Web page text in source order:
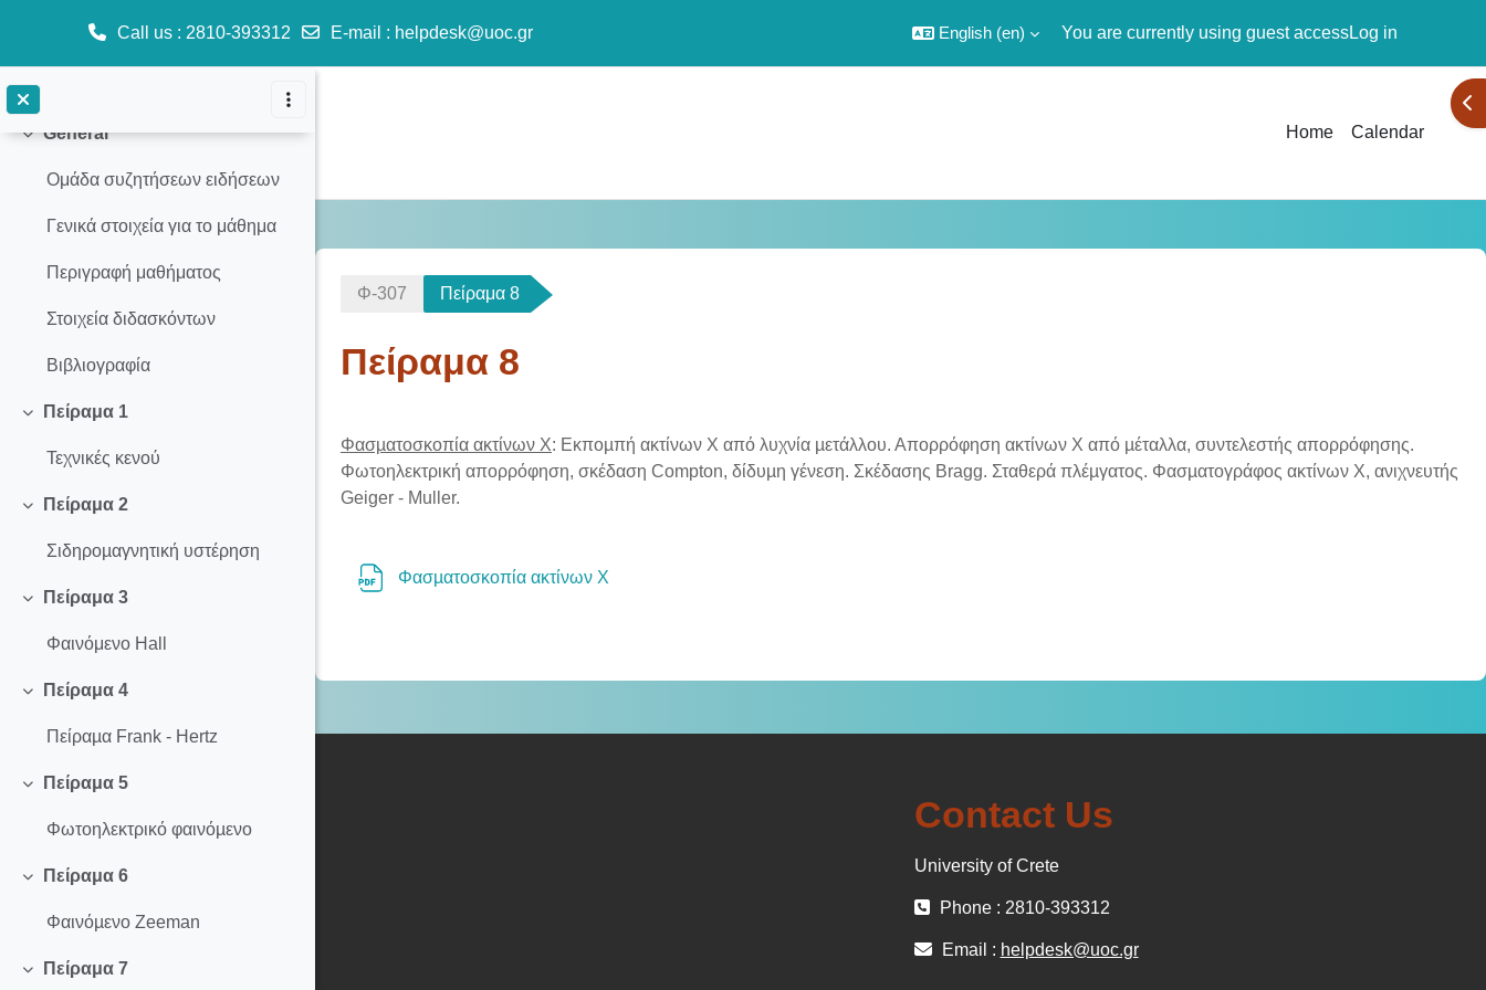
Call us : 2810-393312 E-mail : helpdesk@uoc.gr English ‎(en)‎ You are currently using guest accessLog in
Home Calendar
Collapse
General
Ομάδα συζητήσεων ειδήσεων
Γενικά στοιχεία για το μάθημα
Περιγραφή μαθήματος
Στοιχεία διδασκόντων
Βιβλιογραφία
Collapse
Πείραμα 1
Τεχνικές κενού
Collapse
Πείραμα 2
Σιδηροµαγνητική υστέρηση
Collapse
Πείραμα 3
Φαινόμενο Hall
Collapse
Πείραμα 4
Πείραµα Frank - Hertz
Collapse
Πείραμα 5
Φωτοηλεκτρικό φαινόµενο
Collapse
Πείραμα 6
Φαινόµενο Zeeman
Collapse
Πείραμα 7
Φ-307 Πείραμα 8
Πείραμα 8
Section outline
Φασµατοσκοπία ακτίνων Χ: Εκποµπή ακτίνων Χ από λυχνία µετάλλου. Απορρόφηση ακτίνων Χ από µέταλλα, συντελεστής απορρόφησης.
Φωτοηλεκτρική απορρόφηση, σκέδαση Compton, δίδυµη γένεση. Σκέδασης Bragg. Σταθερά πλέµγατος. Φασµατογράφος ακτίνων Χ, ανιχνευτής
Geiger - Muller.
Φασµατοσκοπία ακτίνων Χ
Contact Us
University of Crete
Phone : 2810-393312
Email : helpdesk@uoc.gr